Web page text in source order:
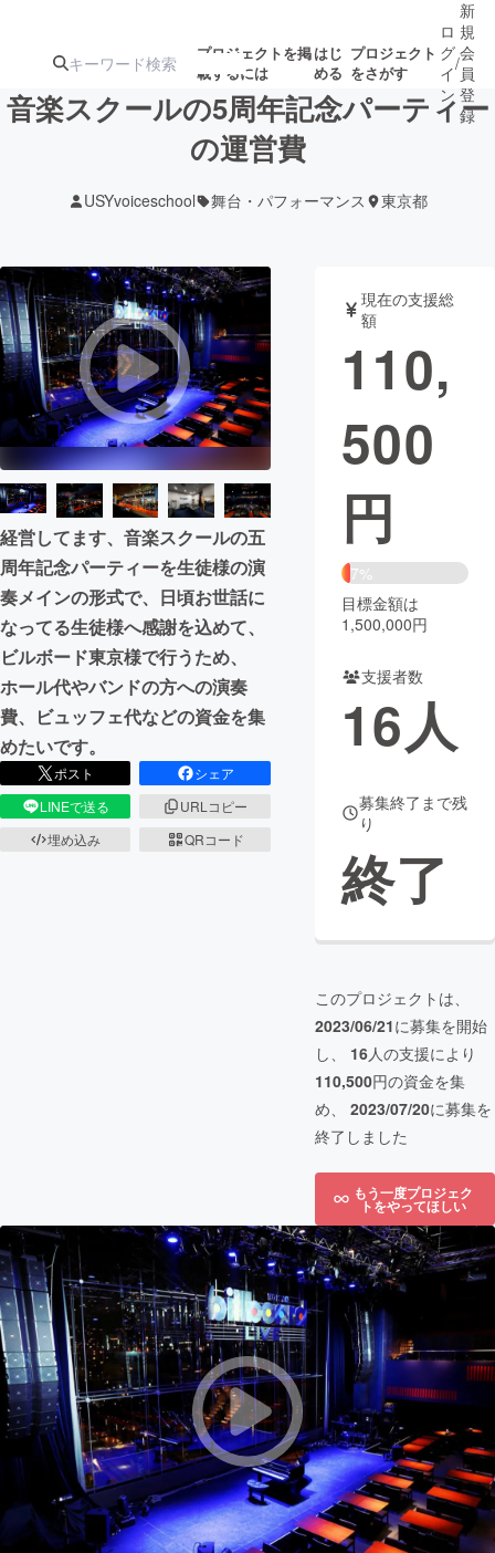
プロジェクトを掲
載するには
はじ
める
プロジェクト
をさがす
ターン
注目の新着プロ
ジェクト
募集終了が近いプ
ロジェクト
もうすぐ公開
されます
アート・写真 音楽
テクノロジー・ガジェット ゲーム・サ
映像・映画
ビジネス・起業
まちづくり・地域活性化
CAMPFIRE for Social Good
CAMPFIRE Creation
CAMPFIREふるさと納税
コミュニティ
ロ
グ
イ
ン
/
新
規
会
員
登
録
音楽スクールの5周年記念パーティー
の運営費
USYvoiceschool 舞台・パフォーマンス 東京都
経営してます、音楽スクールの五
周年記念パーティーを生徒様の演
奏メインの形式で、日頃お世話に
なってる生徒様へ感謝を込めて、
ビルボード東京様で行うため、
ホール代やバンドの方への演奏
費、ビュッフェ代などの資金を集
めたいです。
ポスト
シェア
LINEで送る
URLコピー
埋め込み
QRコード
現在の支援総
額
110,
500
円
7%
目標金額は
1,500,000円
支援者数
16人
募集終了まで残
り
終了
このプロジェクトは、
2023/06/21に募集を開始
し、 16人の支援により
110,500円の資金を集
め、 2023/07/20に募集を
終了しました
もう一度プロジェク
トをやってほしい